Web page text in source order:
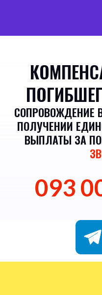
СОПРОВОЖДЕНИЕ
ПОЛУЧЕНИИ
ВЫПЛАТЫ ЗА
093